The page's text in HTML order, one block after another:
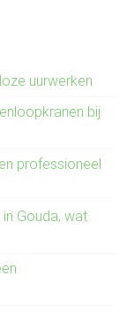
uurwerken
bij
professioneel
Gouda, wat